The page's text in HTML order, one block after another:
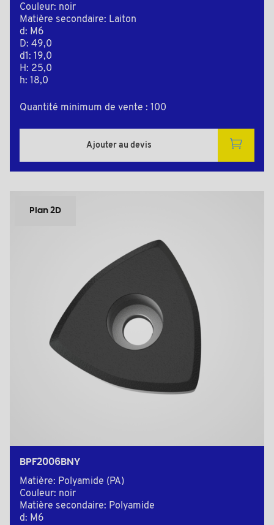
Couleur: noir
Matière secondaire: Laiton
d: M6
D: 49,0
d1: 19,0
H: 25,0
h: 18,0
Quantité minimum de vente : 100
Ajouter au devis
Plan 2D
BPF2006BNY
Matière: Polyamide (PA)
Couleur: noir
Matière secondaire: Polyamide
d: M6